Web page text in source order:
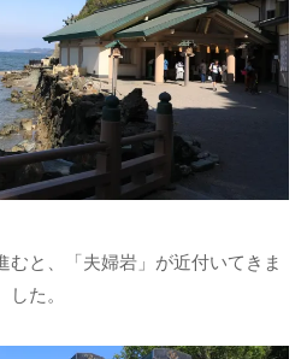
むと、「夫婦岩」が近付いてきま
した。